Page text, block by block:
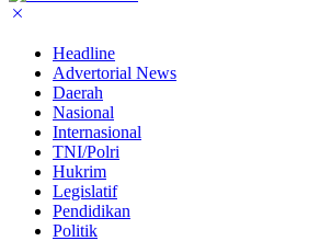
Headline
Advertorial News
Daerah
Nasional
Internasional
TNI/Polri
Hukrim
Legislatif
Pendidikan
Politik